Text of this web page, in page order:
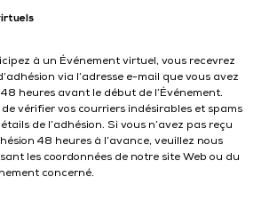
à un Événement virtuel, vous recevrez
via l’adresse e-mail que vous avez
heures avant le début de l’Événement.
vérifier vos courriers indésirables et spams
de l’adhésion. Si vous n’avez pas reçu
48 heures à l’avance, veuillez nous
les coordonnées de notre site Web ou du
concerné.